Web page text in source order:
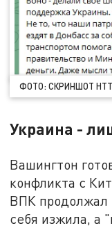
ФОТО: СКРИНШОТ
Украина -
Вашингтон
конфликта с
ВПК продолжал
себя изжила, а